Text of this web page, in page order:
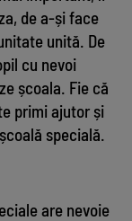
de a-și face
unită. De
cu nevoi
școala. Fie că
primi ajutor și
specială.
are nevoie